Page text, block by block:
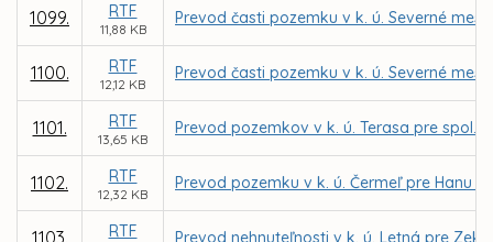
1099. RTF
11,88 KB
Prevod časti pozemku v k. ú. Severné
1100. RTF
12,12 KB
Prevod časti pozemku v k. ú. Severné
1101. RTF
13,65 KB
Prevod pozemkov v k. ú. Terasa pre spol.
1102. RTF
12,32 KB
Prevod pozemku v k. ú. Čermeľ pre Hanu
RTF